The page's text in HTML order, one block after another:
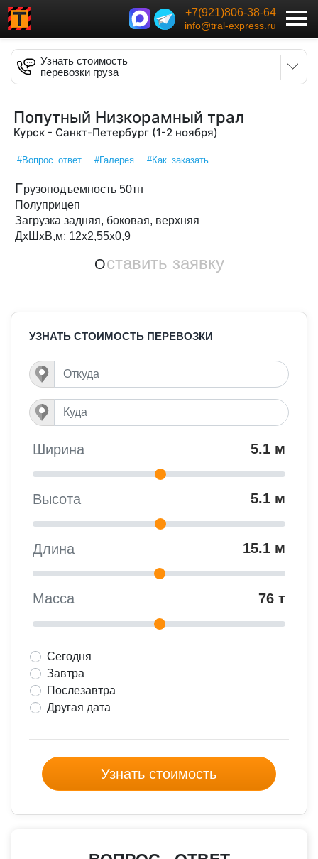
+7(921)806-38-64
info@tral-express.ru
Узнать стоимость
перевозки груза
Попутный Низкорамный трал
Курск - Санкт-Петербург (1-2 ноября)
#Вопрос_ответ #Галерея #Как_заказать
Грузоподъемность 50тн
Полуприцеп
Загрузка задняя, боковая, верхняя
ДxШxВ,м: 12x2,55x0,9
Оставить заявку
УЗНАТЬ СТОИМОСТЬ ПЕРЕВОЗКИ
Ширина 5.1 м
Высота 5.1 м
Длина 15.1 м
Масса 76 т
Сегодня
Завтра
Послезавтра
Другая дата
Узнать стоимость